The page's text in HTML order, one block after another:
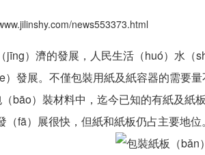
news553373.html
）濟的發展，人民生活（huó）水（
發展。不僅包裝用紙及紙容器的需要
bāo）裝材料中，迄今已知的有紙及紙
fā）展很快，但紙和紙板仍占主要地位。